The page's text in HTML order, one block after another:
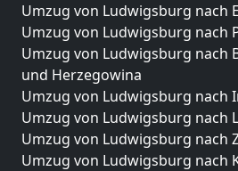
Umzug von Ludwigsburg nach
Umzug von Ludwigsburg nach
Umzug von Ludwigsburg nach
und Herzegowina
Umzug von Ludwigsburg nach
Umzug von Ludwigsburg nach
Umzug von Ludwigsburg nach
Umzug von Ludwigsburg nach